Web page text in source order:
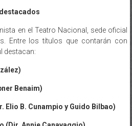
en el Teatro Nacional, sede oficial
Entre los títulos que contarán con
destacan:
Benaim)
Elio B. Cunampio y Guido Bilbao)